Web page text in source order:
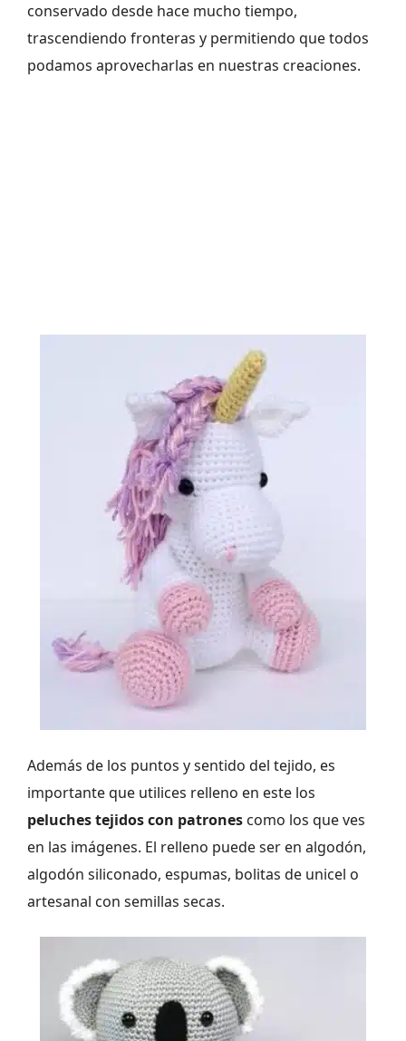
conservado desde hace mucho tiempo,
trascendiendo fronteras y permitiendo que todos
podamos aprovecharlas en nuestras creaciones.
Además de los puntos y sentido del tejido, es
importante que utilices relleno en este los
peluches tejidos con patrones como los que ves
en las imágenes. El relleno puede ser en algodón,
algodón siliconado, espumas, bolitas de unicel o
artesanal con semillas secas.